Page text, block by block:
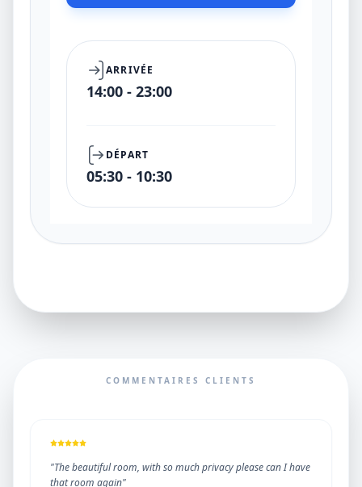
ARRIVÉE
14:00 - 23:00
DÉPART
05:30 - 10:30
COMMENTAIRES CLIENTS
"The beautiful room, with so much privacy please can I have
that room again"